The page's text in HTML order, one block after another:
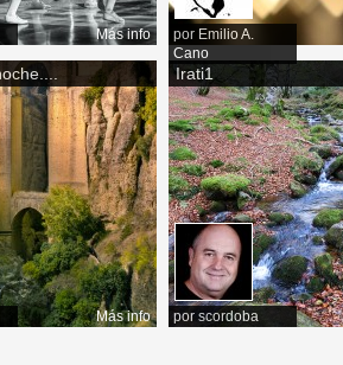
Más info por Emilio A.
Cano
Más info
Irati1
por scordoba